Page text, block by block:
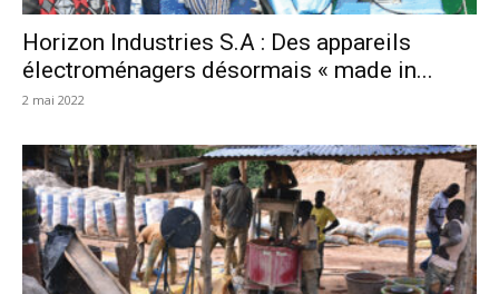
Horizon Industries S.A : Des appareils
électroménagers désormais « made in...
2 mai 2022